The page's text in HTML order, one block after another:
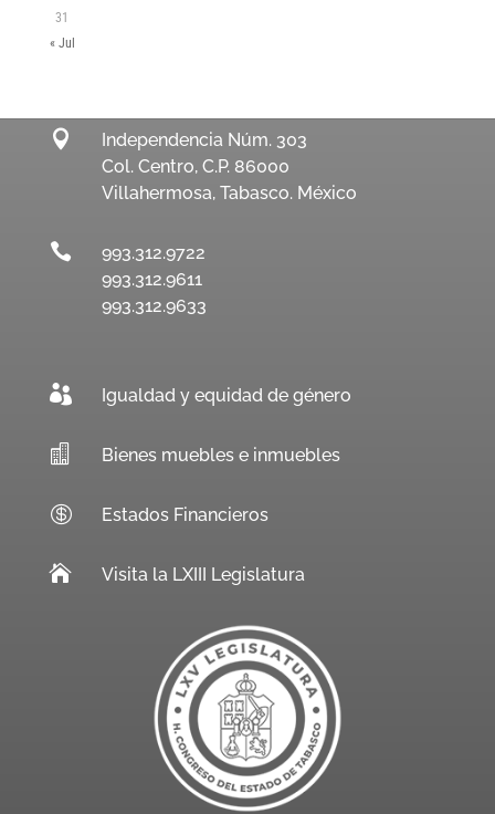
31
« Jul

Independencia Núm. 303
Col. Centro, C.P. 86000
Villahermosa, Tabasco. México

993.312.9722
993.312.9611
993.312.9633
 Igualdad y equidad de género
 Bienes muebles e inmuebles
 Estados Financieros
 Visita la LXIII Legislatura